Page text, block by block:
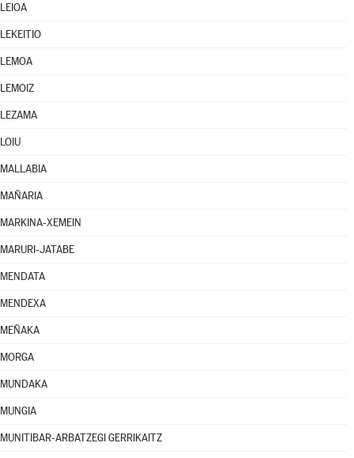
LEIOA
LEKEITIO
LEMOA
LEMOIZ
LEZAMA
LOIU
MALLABIA
MAÑARIA
MARKINA-XEMEIN
MARURI-JATABE
MENDATA
MENDEXA
MEÑAKA
MORGA
MUNDAKA
MUNGIA
MUNITIBAR-ARBATZEGI GERRIKAITZ